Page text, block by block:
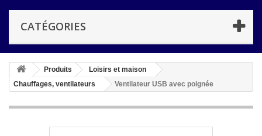
CATÉGORIES
Produits
Loisirs et maison
Chauffages, ventilateurs
Ventilateur USB avec poignée